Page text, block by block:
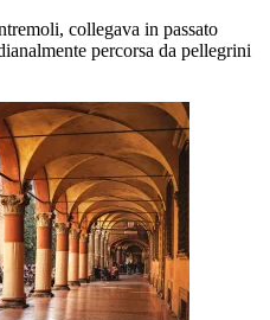
collegava in passato
percorsa da pellegrini